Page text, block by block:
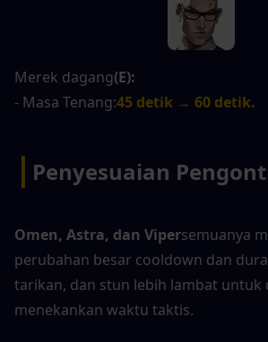
Merek dagang(E):
- Masa Tenang:45 detik → 60 detik.
| Penyesuaian
Omen, Astra, dan Vipersemuanya
perubahan besar cooldown dan
tarikan, dan stun lebih lambat untuk
menekankan waktu taktis.